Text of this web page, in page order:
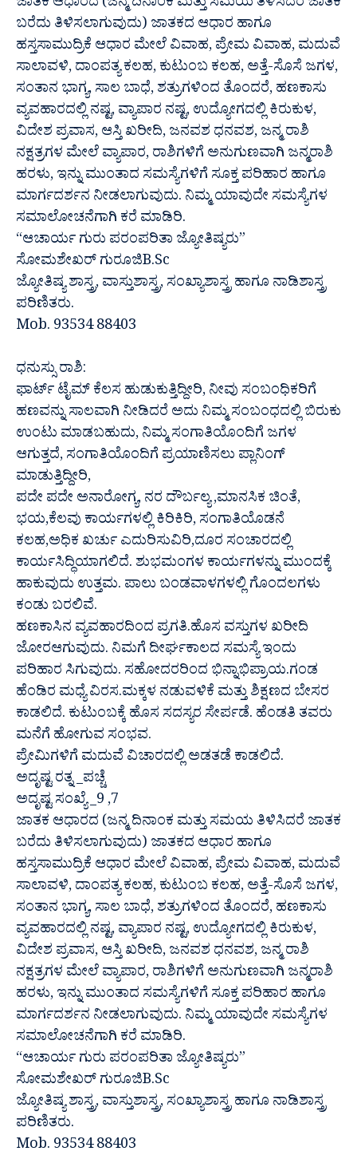
ಬರೆದು ತಿಳಿಸಲಾಗುವುದು) ಜಾತಕದ ಆಧಾರ ಹಾಗೂ
ಹಸ್ತಸಾಮುದ್ರಿಕೆ ಆಧಾರ ಮೇಲೆ ವಿವಾಹ, ಪ್ರೇಮ ವಿವಾಹ, ಮದುವೆ
ಸಾಲಾವಳಿ, ದಾಂಪತ್ಯ ಕಲಹ, ಕುಟುಂಬ ಕಲಹ, ಅತ್ತೆ-ಸೊಸೆ ಜಗಳ,
ಸಂತಾನ ಭಾಗ್ಯ, ಸಾಲ ಬಾಧೆ, ಶತ್ರುಗಳಿಂದ ತೊಂದರೆ, ಹಣಕಾಸು
ವ್ಯವಹಾರದಲ್ಲಿ ನಷ್ಟ, ವ್ಯಾಪಾರ ನಷ್ಟ, ಉದ್ಯೋಗದಲ್ಲಿ ಕಿರುಕುಳ,
ವಿದೇಶ ಪ್ರವಾಸ, ಆಸ್ತಿ ಖರೀದಿ, ಜನವಶ ಧನವಶ, ಜನ್ಮ ರಾಶಿ
ನಕ್ಷತ್ರಗಳ ಮೇಲೆ ವ್ಯಾಪಾರ, ರಾಶಿಗಳಿಗೆ ಅನುಗುಣವಾಗಿ ಜನ್ಮರಾಶಿ
ಹರಳು, ಇನ್ನು ಮುಂತಾದ ಸಮಸ್ಯೆಗಳಿಗೆ ಸೂಕ್ತ ಪರಿಹಾರ ಹಾಗೂ
ಮಾರ್ಗದರ್ಶನ ನೀಡಲಾಗುವುದು. ನಿಮ್ಮ ಯಾವುದೇ ಸಮಸ್ಯೆಗಳ
ಸಮಾಲೋಚನೆಗಾಗಿ ಕರೆ ಮಾಡಿರಿ.
“ಆಚಾರ್ಯ ಗುರು ಪರಂಪರಿತಾ ಜ್ಯೋತಿಷ್ಯರು”
ಸೋಮಶೇಖರ್ ಗುರೂಜಿB.Sc
ಜ್ಯೋತಿಷ್ಯ ಶಾಸ್ತ್ರ, ವಾಸ್ತುಶಾಸ್ತ್ರ, ಸಂಖ್ಯಾಶಾಸ್ತ್ರ ಹಾಗೂ ನಾಡಿಶಾಸ್ತ್ರ
ಪರಿಣಿತರು.
Mob. 93534 88403
ಧನುಸ್ಸು ರಾಶಿ:
ಫಾರ್ಟ್ ಟೈಮ್ ಕೆಲಸ ಹುಡುಕುತ್ತಿದ್ದೀರಿ, ನೀವು ಸಂಬಂಧಿಕರಿಗೆ
ಹಣವನ್ನು ಸಾಲವಾಗಿ ನೀಡಿದರೆ ಅದು ನಿಮ್ಮ ಸಂಬಂಧದಲ್ಲಿ ಬಿರುಕು
ಉಂಟು ಮಾಡಬಹುದು, ನಿಮ್ಮ ಸಂಗಾತಿಯೊಂದಿಗೆ ಜಗಳ
ಆಗುತ್ತದೆ, ಸಂಗಾತಿಯೊಂದಿಗೆ ಪ್ರಯಾಣಿಸಲು ಪ್ಲಾನಿಂಗ್
ಮಾಡುತ್ತಿದ್ದೀರಿ,
ಪದೇ ಪದೇ ಅನಾರೋಗ್ಯ, ನರ ದೌರ್ಬಲ್ಯ ,ಮಾನಸಿಕ ಚಿಂತೆ,
ಭಯ,ಕೆಲವು ಕಾರ್ಯಗಳಲ್ಲಿ ಕಿರಿಕಿರಿ, ಸಂಗಾತಿಯೊಡನೆ
ಕಲಹ,ಅಧಿಕ ಖರ್ಚು ಎದುರಿಸುವಿರಿ,ದೂರ ಸಂಚಾರದಲ್ಲಿ
ಕಾರ್ಯಸಿದ್ಧಿಯಾಗಲಿದೆ. ಶುಭಮಂಗಳ ಕಾರ್ಯಗಳನ್ನು ಮುಂದಕ್ಕೆ
ಹಾಕುವುದು ಉತ್ತಮ. ಪಾಲು ಬಂಡವಾಳಗಳಲ್ಲಿ ಗೊಂದಲಗಳು
ಕಂಡು ಬರಲಿವೆ.
ಹಣಕಾಸಿನ ವ್ಯವಹಾರದಿಂದ ಪ್ರಗತಿ.ಹೊಸ ವಸ್ತುಗಳ ಖರೀದಿ
ಜೋರಆಗುವುದು. ನಿಮಗೆ ದೀರ್ಘಕಾಲದ ಸಮಸ್ಯೆ ಇಂದು
ಪರಿಹಾರ ಸಿಗುವುದು. ಸಹೋದರರಿಂದ ಭಿನ್ನಾಭಿಪ್ರಾಯ.ಗಂಡ
ಹೆಂಡಿರ ಮಧ್ಯೆ ವಿರಸ.ಮಕ್ಕಳ ನಡುವಳಿಕೆ ಮತ್ತು ಶಿಕ್ಷಣದ ಬೇಸರ
ಕಾಡಲಿದೆ. ಕುಟುಂಬಕ್ಕೆ ಹೊಸ ಸದಸ್ಯರ ಸೇರ್ಪಡೆ. ಹೆಂಡತಿ ತವರು
ಮನೆಗೆ ಹೋಗುವ ಸಂಭವ.
ಪ್ರೇಮಿಗಳಿಗೆ ಮದುವೆ ವಿಚಾರದಲ್ಲಿ ಅಡತಡೆ ಕಾಡಲಿದೆ.
ಅದೃಷ್ಟ ರತ್ನ _ಪಚ್ಚೆ
ಅದೃಷ್ಟ ಸಂಖ್ಯೆ _9 ,7
ಜಾತಕ ಆಧಾರದ (ಜನ್ಮ ದಿನಾಂಕ ಮತ್ತು ಸಮಯ ತಿಳಿಸಿದರೆ ಜಾತಕ
ಬರೆದು ತಿಳಿಸಲಾಗುವುದು) ಜಾತಕದ ಆಧಾರ ಹಾಗೂ
ಹಸ್ತಸಾಮುದ್ರಿಕೆ ಆಧಾರ ಮೇಲೆ ವಿವಾಹ, ಪ್ರೇಮ ವಿವಾಹ, ಮದುವೆ
ಸಾಲಾವಳಿ, ದಾಂಪತ್ಯ ಕಲಹ, ಕುಟುಂಬ ಕಲಹ, ಅತ್ತೆ-ಸೊಸೆ ಜಗಳ,
ಸಂತಾನ ಭಾಗ್ಯ, ಸಾಲ ಬಾಧೆ, ಶತ್ರುಗಳಿಂದ ತೊಂದರೆ, ಹಣಕಾಸು
ವ್ಯವಹಾರದಲ್ಲಿ ನಷ್ಟ, ವ್ಯಾಪಾರ ನಷ್ಟ, ಉದ್ಯೋಗದಲ್ಲಿ ಕಿರುಕುಳ,
ವಿದೇಶ ಪ್ರವಾಸ, ಆಸ್ತಿ ಖರೀದಿ, ಜನವಶ ಧನವಶ, ಜನ್ಮ ರಾಶಿ
ನಕ್ಷತ್ರಗಳ ಮೇಲೆ ವ್ಯಾಪಾರ, ರಾಶಿಗಳಿಗೆ ಅನುಗುಣವಾಗಿ ಜನ್ಮರಾಶಿ
ಹರಳು, ಇನ್ನು ಮುಂತಾದ ಸಮಸ್ಯೆಗಳಿಗೆ ಸೂಕ್ತ ಪರಿಹಾರ ಹಾಗೂ
ಮಾರ್ಗದರ್ಶನ ನೀಡಲಾಗುವುದು. ನಿಮ್ಮ ಯಾವುದೇ ಸಮಸ್ಯೆಗಳ
ಸಮಾಲೋಚನೆಗಾಗಿ ಕರೆ ಮಾಡಿರಿ.
“ಆಚಾರ್ಯ ಗುರು ಪರಂಪರಿತಾ ಜ್ಯೋತಿಷ್ಯರು”
ಸೋಮಶೇಖರ್ ಗುರೂಜಿB.Sc
ಜ್ಯೋತಿಷ್ಯ ಶಾಸ್ತ್ರ, ವಾಸ್ತುಶಾಸ್ತ್ರ, ಸಂಖ್ಯಾಶಾಸ್ತ್ರ ಹಾಗೂ ನಾಡಿಶಾಸ್ತ್ರ
ಪರಿಣಿತರು.
Mob. 93534 88403